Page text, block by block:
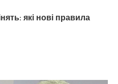
які нові правила